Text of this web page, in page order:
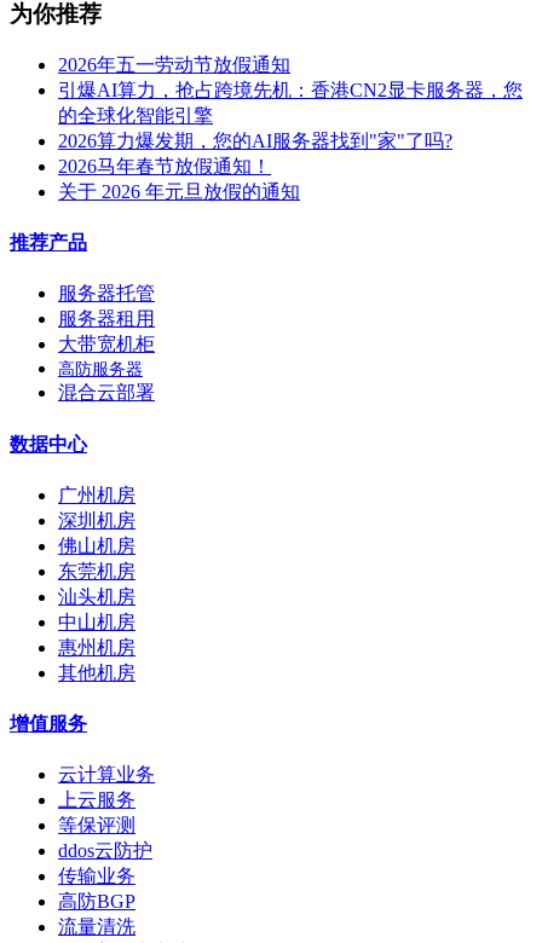
为你推荐
2026年五一劳动节放假通知
引爆AI算力，抢占跨境先机：香港CN2显卡服务器，您
的全球化智能引擎
2026算力爆发期，您的AI服务器找到"家"了吗?
2026马年春节放假通知！
关于 2026 年元旦放假的通知
推荐产品
服务器托管
服务器租用
大带宽机柜
高防服务器
混合云部署
数据中心
广州机房
深圳机房
佛山机房
东莞机房
汕头机房
中山机房
惠州机房
其他机房
增值服务
云计算业务
上云服务
等保评测
ddos云防护
传输业务
高防BGP
流量清洗